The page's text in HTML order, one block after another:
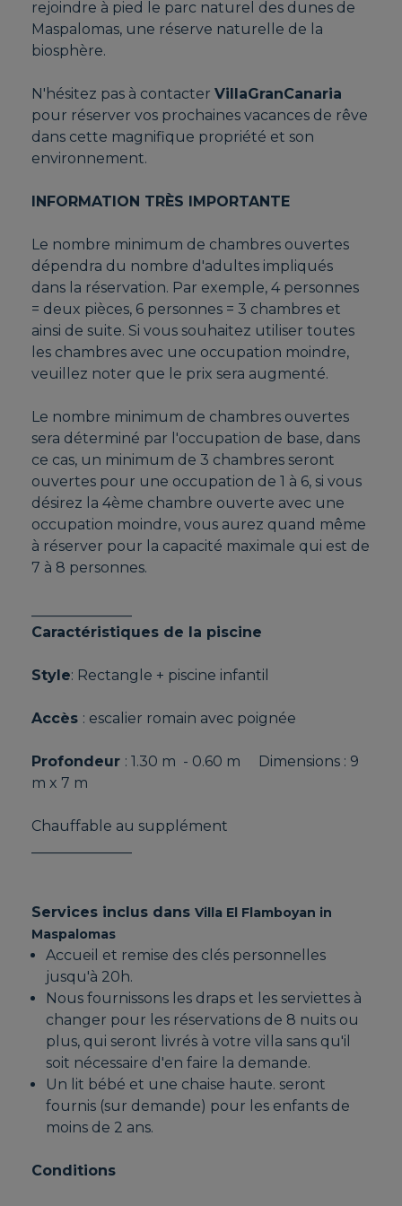
rejoindre à pied le parc naturel des dunes de
Maspalomas, une réserve naturelle de la
biosphère.
N'hésitez pas à contacterVillaGranCanaria
pour réserver vos prochaines vacances de rêve
dans cette magnifique propriété et son
environnement.
INFORMATION TRÈS IMPORTANTE
Le nombre minimum de chambres ouvertes
dépendra du nombre d'adultes impliqués
dans la réservation. Par exemple, 4 personnes
= deux pièces, 6 personnes = 3 chambres et
ainsi de suite. Si vous souhaitez utiliser toutes
les chambres avec une occupation moindre,
veuillez noter que le prix sera augmenté.
Le nombre minimum de chambres ouvertes
sera déterminé par l'occupation de base, dans
ce cas, un minimum de 3 chambres seront
ouvertes pour une occupation de 1 à 6, si vous
désirez la 4ème chambre ouverte avec une
occupation moindre, vous aurez quand même
à réserver pour la capacité maximale qui est de
7 à 8 personnes.
Caractéristiques de la piscine
Style: Rectangle + piscine infantil
Accès : escalier romain avec poignée
Profondeur : 1.30 m - 0.60 m Dimensions : 9
m x 7 m
Chauffable au supplément
Services inclus dansVilla El Flamboyan in
Maspalomas
Accueil et remise des clés personnelles
jusqu'à 20h.
Nous fournissons les draps et les serviettes à
changer pour les réservations de 8 nuits ou
plus, qui seront livrés à votre villa sans qu'il
soit nécessaire d'en faire la demande.
Un lit bébé et une chaise haute. seront
fournis (sur demande) pour les enfants de
moins de 2 ans.
Conditions